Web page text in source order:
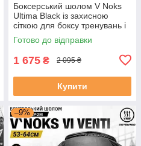
Боксерський шолом V Noks
Ultima Black із захисною
сіткою для боксу тренувань і
спарингів S/M
Готово до відправки
1 675 ₴ 2 095 ₴
Купити
–9%